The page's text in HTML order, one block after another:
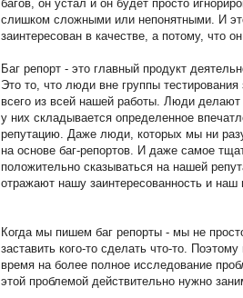
багов, он устал и он будет просто
слишком сложными или непонятными. И
заинтересован в качестве, а потому, что
Баг репорт - это главный продукт
Это то, что люди вне группы
всего из всей нашей работы. Люди
у них складывается определенное
репутацию. Даже люди, которых мы ни
на основе баг-репортов. И даже самое
положительно сказываться на нашей
отражают нашу заинтересованность и наш
Когда мы пишем баг репорты - мы не
заставить кого-то сделать что-то.
время на более полное исследование
этой проблемой действительно нужно